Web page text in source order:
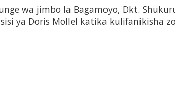
wa jimbo la Bagamoyo, Dkt.
ya Doris Mollel katika kulifanikisha